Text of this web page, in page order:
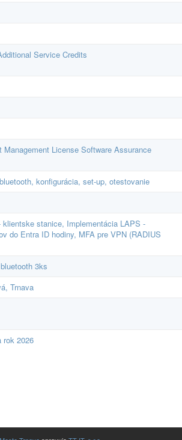
Service Credits
License Software Assurance
konfigurácia, set-up, otestovanie
stanice, Implementácia LAPS -
do Entra ID hodiny, MFA pre VPN (RADIUS
3ks
Trnava
rok 2026